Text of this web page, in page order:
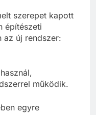
szerepet kapott
építészeti
az új rendszer:
működik.
egyre